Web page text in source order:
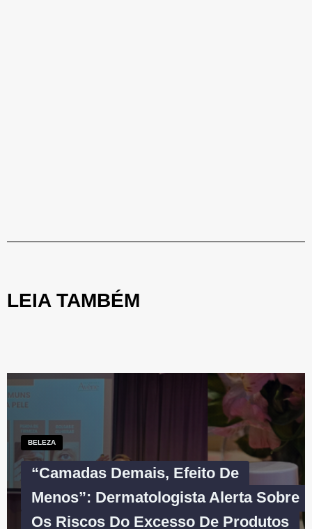
LEIA TAMBÉM
BELEZA
“Camadas Demais, Efeito De
Menos”: Dermatologista Alerta Sobre
Os Riscos Do Excesso De Produtos